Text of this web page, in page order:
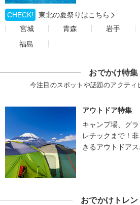
CHECK!
東北の夏祭りはこちら
宮城
青森 岩手
福島
おでかけ特集
今注目のスポットや話題のアクティ
アウトドア特集
キャンプ場、グ
レチックまで！
きるアウトドア
おでかけトレン